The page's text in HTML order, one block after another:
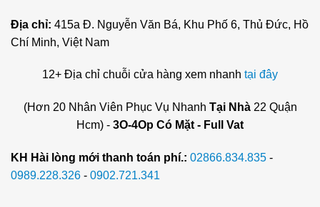
Địa chỉ: 415a Đ. Nguyễn Văn Bá, Khu Phố 6, Thủ Đức, Hồ
Chí Minh, Việt Nam
12+ Địa chỉ chuỗi cửa hàng xem nhanh tại đây
(Hơn 20 Nhân Viên Phục Vụ Nhanh Tại Nhà22 Quận
Hcm) - 3O-4Op Có Mặt - Full Vat
KH Hài lòng mới thanh toán phí.: 02866.834.835 -
0989.228.326 - 0902.721.341